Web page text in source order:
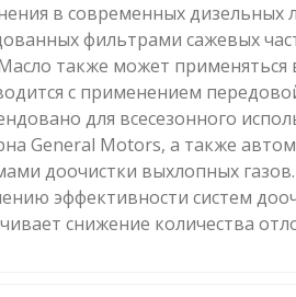
в современных дизельных
фильтрами сажевых
также может применяться в
с применением
для всесезонного
General Motors, а также
доочистки выхлопных газов.
эффективности систем
снижение количества